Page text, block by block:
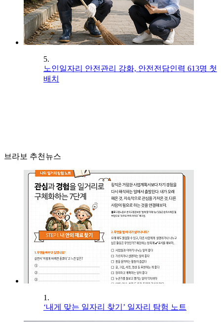
5.
노인일자리 안전관리 강화, 안전전담인력 613명 첫
배치
브라보 추천뉴스
1.
‘내게 맞는 일자리 찾기’ 일자리 탐험 노트